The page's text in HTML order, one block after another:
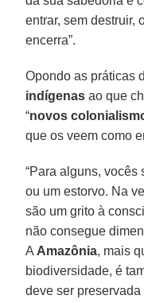
entrar, sem destruir,
encerra”.
Opondo as práticas
indígenas ao que
“novos
que os veem como
“Para alguns,
ou um estorvo. Na
são um grito à
não consegue
A Amazônia, mais
biodiversidade, é
deve ser